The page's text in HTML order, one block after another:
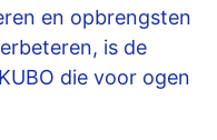
en opbrengsten
is de
die voor ogen